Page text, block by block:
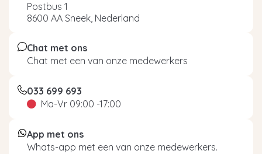
Postbus 1
8600 AA Sneek, Nederland
Chat met ons
Chat met een van onze medewerkers
033 699 693
Ma-Vr 09:00 -17:00
App met ons
Whats-app met een van onze medewerkers.